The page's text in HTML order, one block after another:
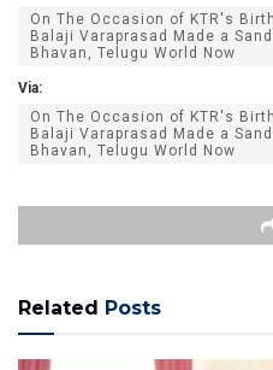
On The Occasion of KTR's
Balaji Varaprasad Made a
Bhavan, Telugu World Now
Via:
On The Occasion of KTR's
Balaji Varaprasad Made a
Bhavan, Telugu World Now
Related Posts